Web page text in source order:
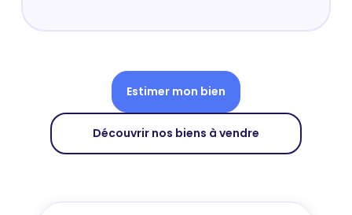
Estimer mon bien
Découvrir nos biens à vendre